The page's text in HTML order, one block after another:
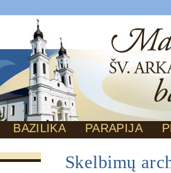
BAZILIKA PARAPIJA
Skelbimų